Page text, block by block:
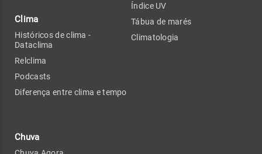
Clima
Históricos de clima -
Dataclima
Relclima
Podcasts
Diferença entre clima e tempo
Chuva
Índice UV
Tábua de marés
Climatologia